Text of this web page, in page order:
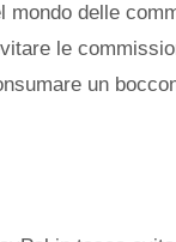
mondo delle
le
un